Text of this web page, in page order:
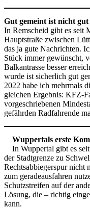
Gut gemeint ist nicht gut
In Remscheid gibt es seit
Hauptstraße zwischen
das ja gute Nachrichten.
Stück immer gewünscht,
Balkantrasse besser
wurde ist sicherlich gut
2022 habe ich mehrmals
gleichen Ergebnis: KFZ-
vorgeschriebenen
gefährden Radfahrende
Wuppertals erste
In Wuppertal gibt es
der Stadtgrenze zu
Rechtsabbiegerspur nicht
zum geradeausfahren
Schutzstreifen auf der
Lösung, die – richtig
kann.